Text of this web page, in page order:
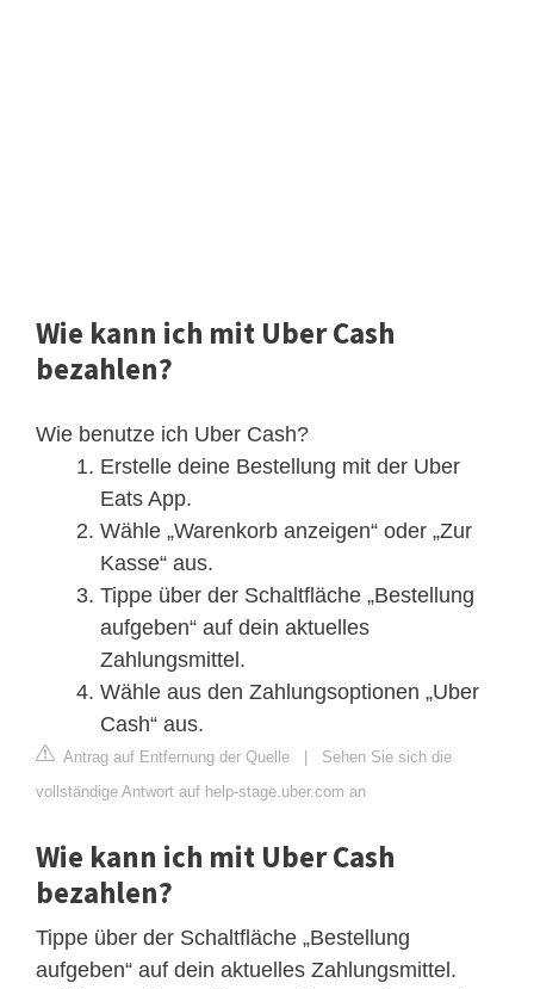
Wie kann ich mit Uber Cash
bezahlen?
Wie benutze ich Uber Cash?
Erstelle deine Bestellung mit der Uber
Eats App.
Wähle „Warenkorb anzeigen“ oder „Zur
Kasse“ aus.
Tippe über der Schaltfläche „Bestellung
aufgeben“ auf dein aktuelles
Zahlungsmittel.
Wähle aus den Zahlungsoptionen „Uber
Cash“ aus.
Antrag auf Entfernung der Quelle
Sehen Sie sich die
vollständige Antwort auf help-stage.uber.com an
Wie kann ich mit Uber Cash
bezahlen?
Tippe über der Schaltfläche „Bestellung
aufgeben“ auf dein aktuelles Zahlungsmittel.